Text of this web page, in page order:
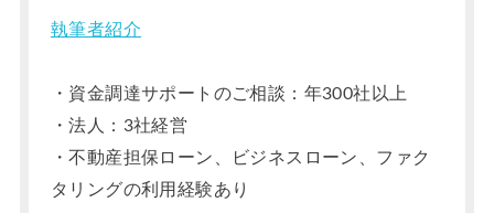
執筆者紹介
・資金調達サポートのご相談：年300社以上
・法人：3社経営
・不動産担保ローン、ビジネスローン、ファク
タリングの利用経験あり